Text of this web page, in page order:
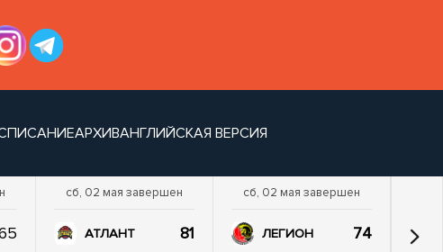
АРХИВАНГЛИЙСКАЯ ВЕРСИЯ
сб, 02 мая завершен
АТЛАНТ 81
сб, 02 мая завершен
ЛЕГИОН 74